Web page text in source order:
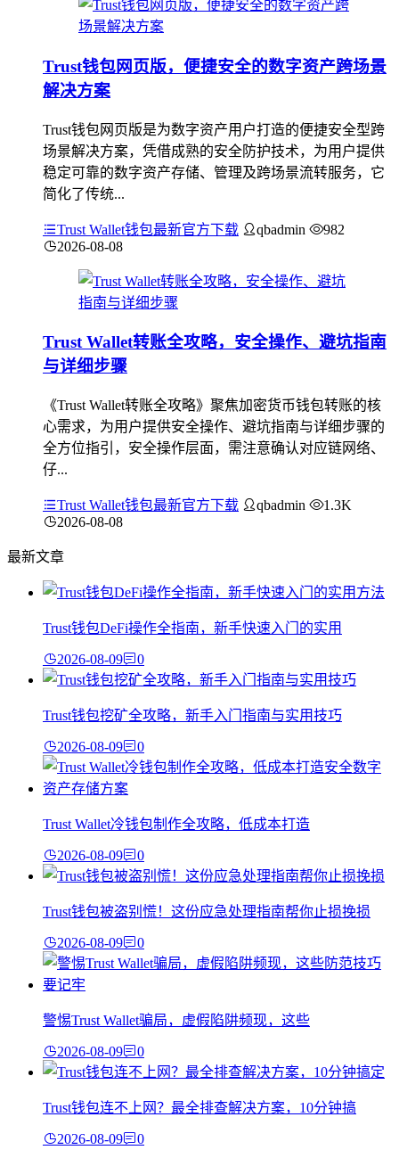
Trust钱包网页版，便捷安全的数字资产跨场景
解决方案
Trust钱包网页版是为数字资产用户打造的便捷安全型跨
场景解决方案，凭借成熟的安全防护技术，为用户提供
稳定可靠的数字资产存储、管理及跨场景流转服务，它
简化了传统...
Trust Wallet钱包最新官方下载 qbadmin
982
2026-08-08
Trust Wallet转账全攻略，安全操作、避坑指南
与详细步骤
《Trust Wallet转账全攻略》聚焦加密货币钱包转账的核
心需求，为用户提供安全操作、避坑指南与详细步骤的
全方位指引，安全操作层面，需注意确认对应链网络、
仔...
Trust Wallet钱包最新官方下载 qbadmin
1.3K
2026-08-08
最新文章
Trust钱包DeFi操作全指南，新手快速入门的实用
2026-08-09 0
Trust钱包挖矿全攻略，新手入门指南与实用技巧
2026-08-09 0
Trust Wallet冷钱包制作全攻略，低成本打造
2026-08-09 0
Trust钱包被盗别慌！这份应急处理指南帮你止损挽损
2026-08-09 0
警惕Trust Wallet骗局，虚假陷阱频现，这些
2026-08-09 0
Trust钱包连不上网？最全排查解决方案，10分钟搞
2026-08-09 0